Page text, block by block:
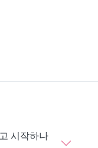
시작하나